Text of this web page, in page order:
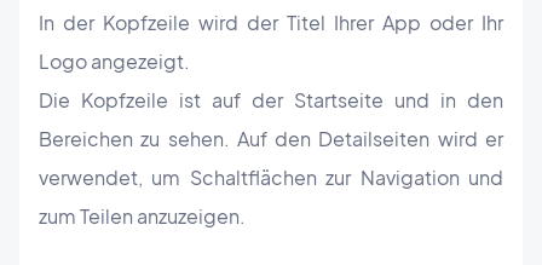
In der Kopfzeile wird der Titel Ihrer App oder Ihr
Logo angezeigt.
Die Kopfzeile ist auf der Startseite und in den
Bereichen zu sehen. Auf den Detailseiten wird er
verwendet, um Schaltflächen zur Navigation und
zum Teilen anzuzeigen.